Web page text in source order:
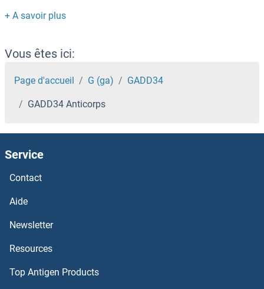
GABRG2 Anticorps
GABRg1 Anticorps
GABRE Anticorps
GABRD Anticorps
GABRB1 Anticorps
GABRA6 Anticorps
GABRA5 Anticorps
Vous êtes ici:
Page d'accueil G (ga) GADD34
GADD34 Anticorps
Service
Contact
Aide
Newsletter
Resources
Top Antigen Products